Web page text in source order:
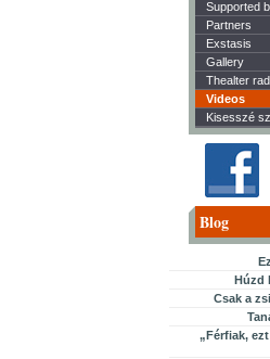
Supported
Partners
Exstasis
Gallery
Thealter
Videos
Kisesszé
Blog
Húzd
Csak a
„Férfiak,